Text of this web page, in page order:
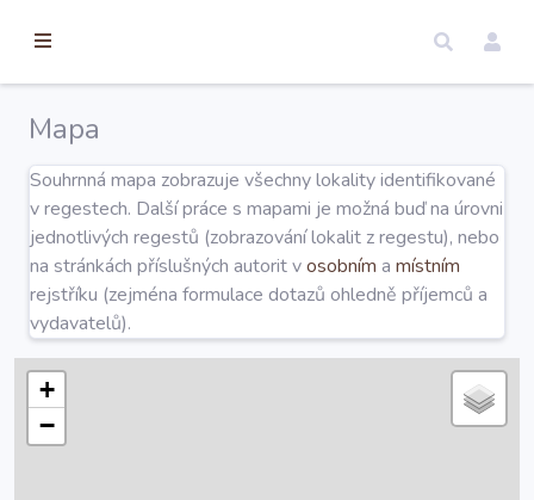
Úvod
Edice
Regesty
Hledat
Mapa
Souhrnná mapa zobrazuje všechny lokality identifikované
v regestech. Další práce s mapami je možná buď na úrovni
jednotlivých regestů (zobrazování lokalit z regestu), nebo
na stránkách příslušných autorit vosobním a místním
rejstříku (zejména formulace dotazů ohledně příjemců a
vydavatelů).
+
−